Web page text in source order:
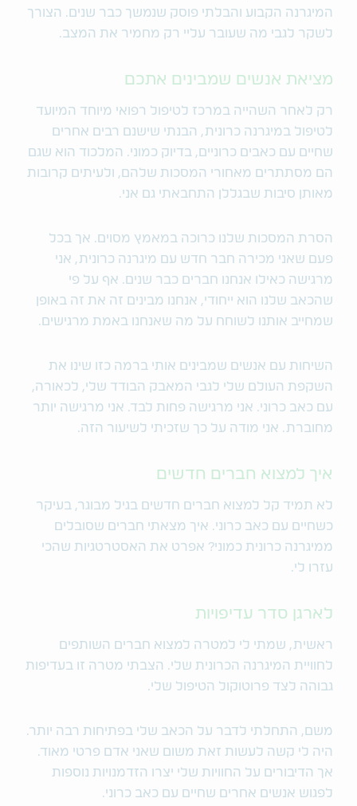
המיגרנה הקבוע והבלתי פוסק שנמשך כבר שנים. הצורך
לשקר לגבי מה שעובר עליי רק מחמיר את המצב.
מציאת אנשים שמבינים אתכם
רק לאחר השהייה במרכז לטיפול רפואי מיוחד המיועד
לטיפול במיגרנה כרונית, הבנתי שישנם רבים אחרים
שחיים עם כאבים כרוניים, בדיוק כמוני. המלכוד הוא שגם
הם מסתתרים מאחורי המסכות שלהם, ולעיתים קרובות
מאותן סיבות שבגללן התחבאתי גם אני.
הסרת המסכות שלנו כרוכה במאמץ מסוים. אך בכל
פעם שאני מכירה חבר חדש עם מיגרנה כרונית, אני
מרגישה כאילו אנחנו חברים כבר שנים. אף על פי
שהכאב שלנו הוא ייחודי, אנחנו מבינים זה את זה באופן
שמחייב אותנו לשוחח על מה שאנחנו באמת מרגישים.
השיחות עם אנשים שמבינים אותי ברמה כזו שינו את
השקפת העולם שלי לגבי המאבק הבודד שלי, לכאורה,
עם כאב כרוני. אני מרגישה פחות לבד. אני מרגישה יותר
מחוברת. אני מודה על כך שזכיתי לשיעור הזה.
איך למצוא חברים חדשים
לא תמיד קל למצוא חברים חדשים בגיל מבוגר, בעיקר
כשחיים עם כאב כרוני. איך מצאתי חברים שסובלים
ממיגרנה כרונית כמוני? אפרט את האסטרטגיות שהכי
עזרו לי.
לארגן סדר עדיפויות
ראשית, שמתי לי למטרה למצוא חברים השותפים
לחוויית המיגרנה הכרונית שלי. הצבתי מטרה זו בעדיפות
גבוהה לצד פרוטוקול הטיפול שלי.
משם, התחלתי לדבר על הכאב שלי בפתיחות רבה יותר.
היה לי קשה לעשות זאת משום שאני אדם פרטי מאוד.
אך הדיבורים על החוויות שלי יצרו הזדמנויות נוספות
לפגוש אנשים אחרים שחיים עם כאב כרוני.